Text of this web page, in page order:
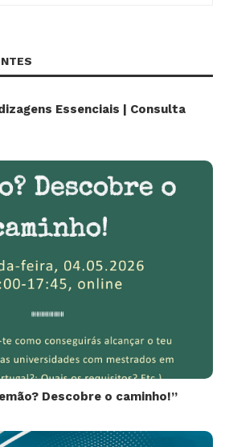
Essenciais | Consulta
Descobre o caminho!”